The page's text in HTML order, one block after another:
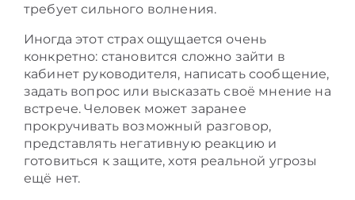
требует сильного волнения.
Иногда этот страх ощущается очень
конкретно: становится сложно зайти в
кабинет руководителя, написать сообщение,
задать вопрос или высказать своё мнение на
встрече. Человек может заранее
прокручивать возможный разговор,
представлять негативную реакцию и
готовиться к защите, хотя реальной угрозы
ещё нет.